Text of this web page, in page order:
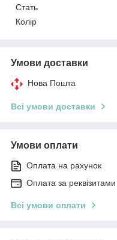
Стать
Колір
Умови доставки
Нова Пошта
Всі умови доставки
Умови оплати
Оплата на рахунок
Оплата за реквізитами
Всі умови оплати